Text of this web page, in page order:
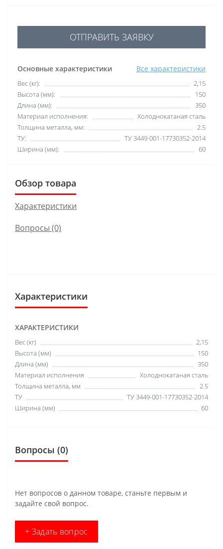
Основные характеристики Все характеристики
Вес (кг):
2,15
Высота (мм):
150
Длина (мм):
350
Материал исполнения:
Холоднокатаная сталь
Толщина металла, мм:
2.5
ТУ:
ТУ 3449-001-17730352-2014
Ширина (мм):
60
ОТПРАВИТЬ ЗАЯВКУ
Обзор товара
Характеристики
Вопросы (0)
Характеристики
ХАРАКТЕРИСТИКИ
Вес (кг)
2,15
Высота (мм)
150
Длина (мм)
350
Материал исполнения
Холоднокатаная сталь
Толщина металла, мм
2.5
ТУ
ТУ 3449-001-17730352-2014
Ширина (мм)
60
Вопросы (0)
Нет вопросов о данном товаре, станьте первым и
задайте свой вопрос.
+ Задать вопрос